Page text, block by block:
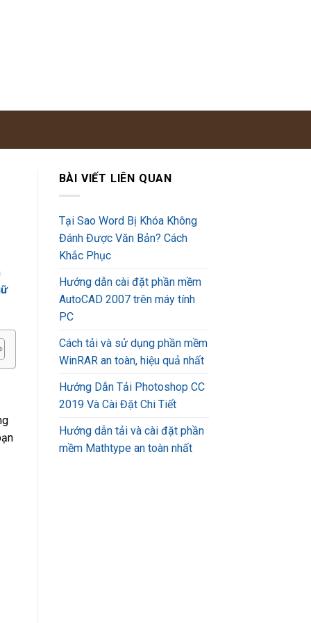
BÀI VIẾT LIÊN QUAN
Tại Sao Word Bị Khóa Không
Đánh Được Văn Bản? Cách
Khắc Phục
Hướng dẫn cài đặt phần mềm
AutoCAD 2007 trên máy tính
PC
Cách tải và sử dụng phần mềm
WinRAR an toàn, hiệu quả nhất
Hướng Dẫn Tải Photoshop CC
2019 Và Cài Đặt Chi Tiết
Hướng dẫn tải và cài đặt phần
mềm Mathtype an toàn nhất